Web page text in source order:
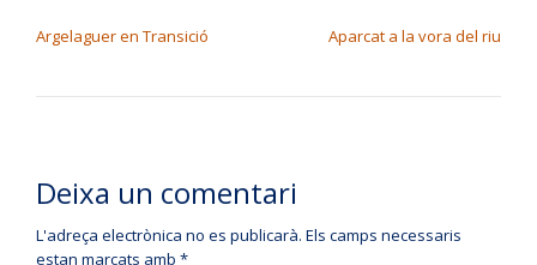
Argelaguer en Transició Aparcat a la vora del riu
Deixa un comentari
L'adreça electrònica no es publicarà. Els camps necessaris
estan marcats amb *